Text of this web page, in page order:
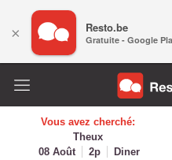
Vous avez cherché:
Theux
08 Août
2p Diner
× Resto.be
Gratuite - Google